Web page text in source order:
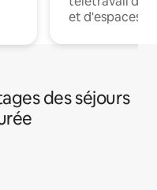
et d'espaces
des séjours